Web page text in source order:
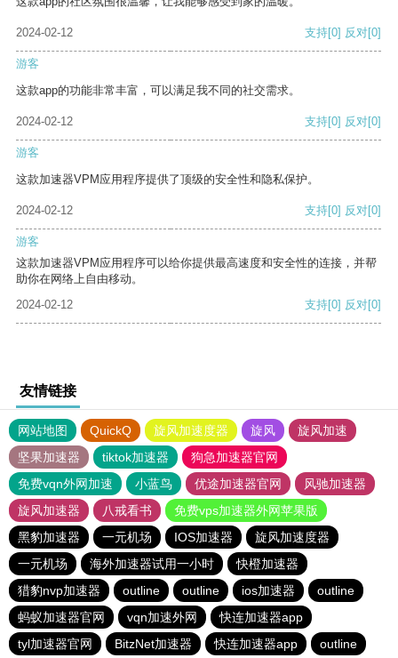
2024-02-12 支持[0] 反对[0]
游客
这款app的功能非常丰富，可以满足我不同的社交需求。
2024-02-12 支持[0] 反对[0]
游客
这款加速器VPM应用程序提供了顶级的安全性和隐私保护。
2024-02-12 支持[0] 反对[0]
游客
这款加速器VPM应用程序可以给你提供最高速度和安全性的连接，并帮
助你在网络上自由移动。
2024-02-12
支持[0] 反对[0]
友情链接
网站地图 QuickQ 旋风加速度器 旋风
旋风加速
坚果加速器
tiktok加速器
狗急加速器官网
免费vqn外网加速
小蓝鸟 优途加速器官网
风驰加速器
旋风加速器
八戒看书
免费vps加速器外网苹果版
黑豹加速器
一元机场 IOS加速器
旋风加速度器
一元机场
海外加速器试用一小时
快橙加速器
猎豹nvp加速器
outline outline ios加速器
outline
蚂蚁加速器官网
vqn加速外网
快连加速器app
tyl加速器官网
BitzNet加速器 快连加速器app outline